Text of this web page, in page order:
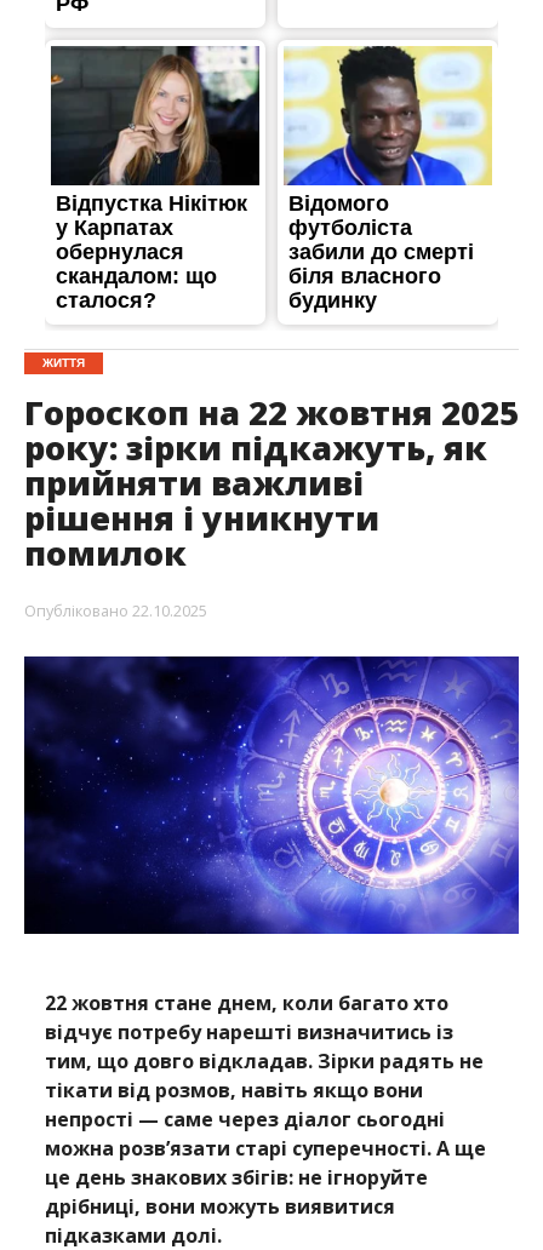
ЖИТТЯ
Гороскоп на 22 жовтня 2025
року: зірки підкажуть, як
прийняти важливі
рішення і уникнути
помилок
Опубліковано 22.10.2025
22 жовтня стане днем, коли багато хто
відчує потребу нарешті визначитись із
тим, що довго відкладав. Зірки радять не
тікати від розмов, навіть якщо вони
непрості — саме через діалог сьогодні
можна розв’язати старі суперечності. А ще
це день знакових збігів: не ігноруйте
дрібниці, вони можуть виявитися
підказками долі.